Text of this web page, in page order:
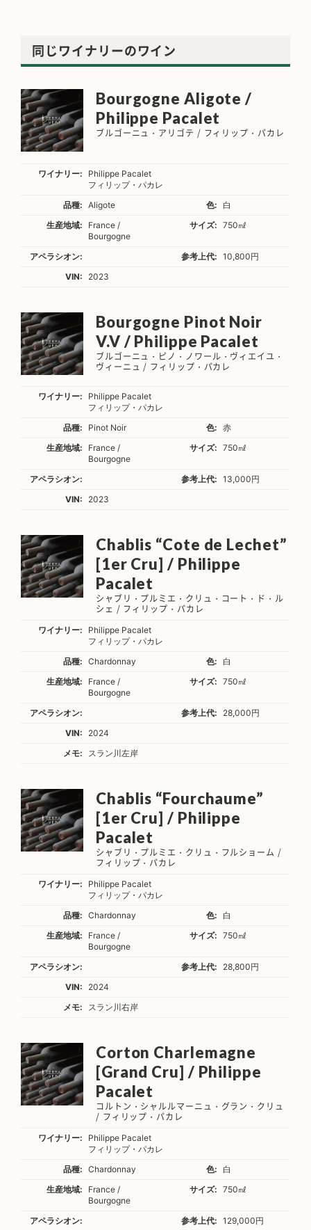
同じワイナリーのワイン
Bourgogne Aligote /
Philippe Pacalet
ブルゴーニュ・アリゴテ / フィリップ・パカレ
ワイナリー:
Philippe Pacalet
フィリップ・パカレ
品種:
Aligote 色:
白
生産地域:
France /
Bourgogne
サイズ: 750㎖
アペラシオン: 参考上代:
10,800円
VIN:
2023
Bourgogne Pinot Noir
V.V / Philippe Pacalet
ブルゴーニュ・ピノ・ノワール・ヴィエイユ・
ヴィーニュ / フィリップ・パカレ
ワイナリー:
Philippe Pacalet
フィリップ・パカレ
品種:
Pinot Noir 色:
赤
生産地域:
France /
Bourgogne
サイズ: 750㎖
アペラシオン: 参考上代:
13,000円
VIN:
2023
Chablis “Cote de Lechet”
[1er Cru] / Philippe
Pacalet
シャブリ・プルミエ・クリュ・コート・ド・ル
シェ / フィリップ・パカレ
ワイナリー:
Philippe Pacalet
フィリップ・パカレ
品種:
Chardonnay 色:
白
生産地域:
France /
Bourgogne
サイズ: 750㎖
アペラシオン: 参考上代:
28,000円
VIN:
2024
メモ:
スラン川左岸
Chablis “Fourchaume”
[1er Cru] / Philippe
Pacalet
シャブリ・プルミエ・クリュ・フルショーム /
フィリップ・パカレ
ワイナリー:
Philippe Pacalet
フィリップ・パカレ
品種:
Chardonnay 色:
白
生産地域:
France /
Bourgogne
サイズ: 750㎖
アペラシオン: 参考上代:
28,800円
VIN:
2024
メモ:
スラン川右岸
Corton Charlemagne
[Grand Cru] / Philippe
Pacalet
コルトン・シャルルマーニュ・グラン・クリュ
/ フィリップ・パカレ
ワイナリー:
Philippe Pacalet
フィリップ・パカレ
品種:
Chardonnay 色:
白
生産地域:
France /
Bourgogne
サイズ: 750㎖
アペラシオン: 参考上代: 129,000円